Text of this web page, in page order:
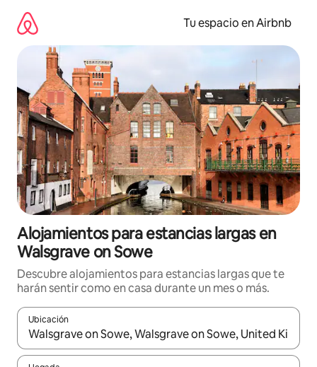
contenido
Tu espacio en Airbnb
Alojamientos para estancias largas en
Walsgrave on Sowe
Descubre alojamientos para estancias largas que te
harán sentir como en casa durante un mes o más.
Ubicación
Cuando los resultados estén disponibles, podrás navegar